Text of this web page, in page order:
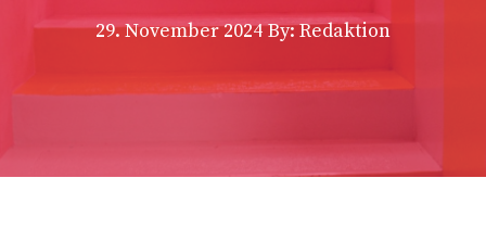
29. November 2024 By: Redaktion